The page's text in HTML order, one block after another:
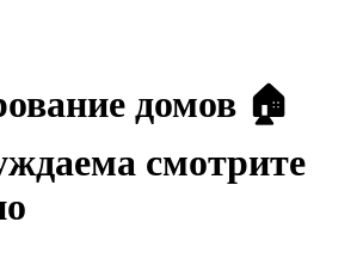
домов 🏠
смотрите